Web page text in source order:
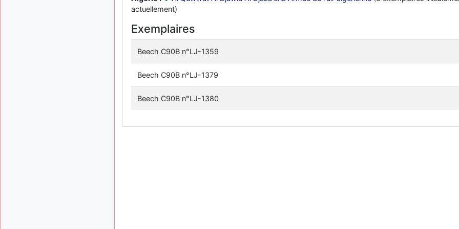
actuellement)
Exemplaires
Beech C90B n°LJ-1359
Beech C90B n°LJ-1379
Beech C90B n°LJ-1380